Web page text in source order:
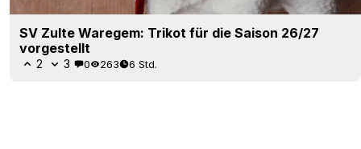
SV Zulte Waregem: Trikot für die Saison 26/27
vorgestellt
2 3 0 263 6 Std.